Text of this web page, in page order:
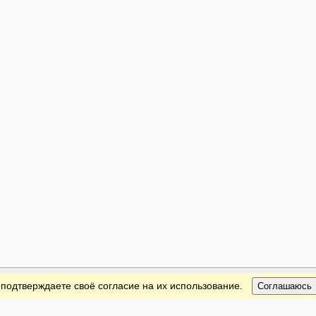
своё согласие на их использование. Соглашаюсь